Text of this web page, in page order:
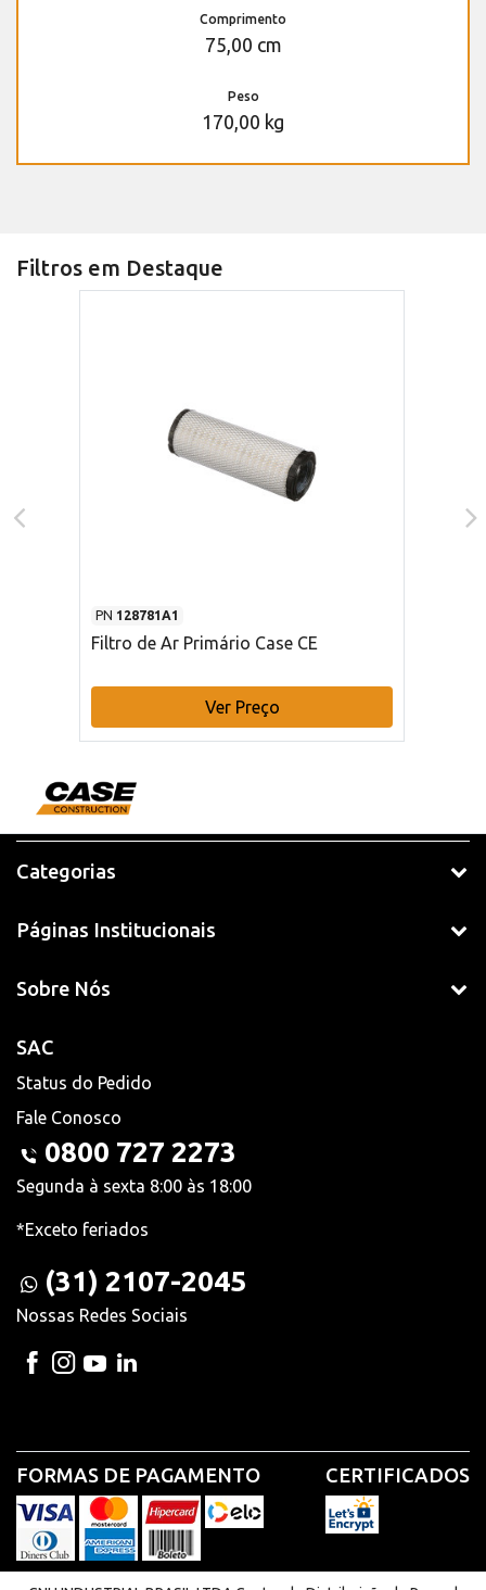
Comprimento
75,00 cm
Peso
170,00 kg
Filtros em Destaque
PN 128781A1
Filtro de Ar Primário Case CE
Ver Preço
Categorias
Páginas Institucionais
Sobre Nós
SAC
Status do Pedido
Fale Conosco
0800 727 2273
Segunda à sexta 8:00 às 18:00
*Exceto feriados
(31) 2107-2045
Nossas Redes Sociais
FORMAS DE PAGAMENTO CERTIFICADOS